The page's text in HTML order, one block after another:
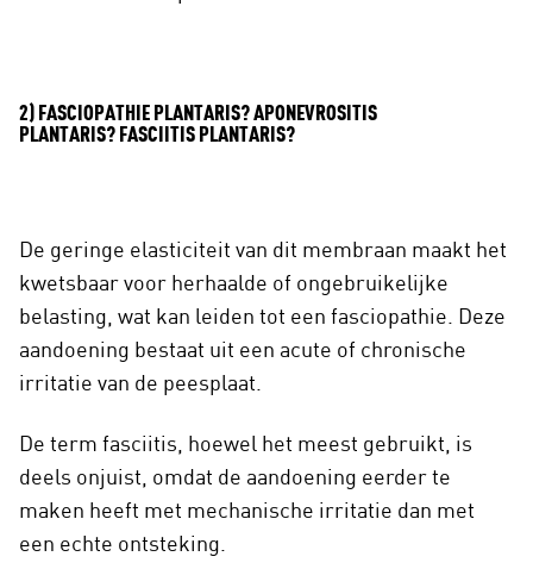
2) FASCIOPATHIE PLANTARIS? APONEVROSITIS
PLANTARIS? FASCIITIS PLANTARIS?
De geringe elasticiteit van dit membraan maakt het
kwetsbaar voor herhaalde of ongebruikelijke
belasting, wat kan leiden tot een fasciopathie. Deze
aandoening bestaat uit een acute of chronische
irritatie van de peesplaat.
De term fasciitis, hoewel het meest gebruikt, is
deels onjuist, omdat de aandoening eerder te
maken heeft met mechanische irritatie dan met
een echte ontsteking.